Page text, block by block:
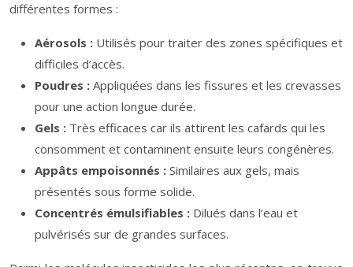
différentes formes :
Aérosols : Utilisés pour traiter des zones spécifiques et
difficiles d’accès.
Poudres : Appliquées dans les fissures et les crevasses
pour une action longue durée.
Gels : Très efficaces car ils attirent les cafards qui les
consomment et contaminent ensuite leurs congénères.
Appâts empoisonnés : Similaires aux gels, mais
présentés sous forme solide.
Concentrés émulsifiables : Dilués dans l’eau et
pulvérisés sur de grandes surfaces.